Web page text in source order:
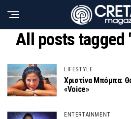
All posts tagged
LIFESTYLE
Χριστίνα Μπόμπα:
«Voice»
ENTERTAINMENT